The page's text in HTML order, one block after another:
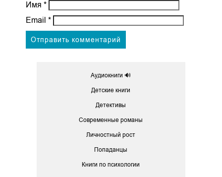
Имя *
Email *
Аудиокниги 🔊
Детские книги
Детективы
Современные романы
Личностный рост
Попаданцы
Книги по психологии